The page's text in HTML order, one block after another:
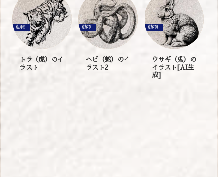
動物
トラ（虎）のイ
ラスト
動物
ヘビ（蛇）のイ
ラスト2
動物
ウサギ（兎）の
イラスト[AI生
成]